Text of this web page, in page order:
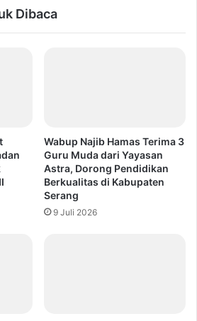
Dibaca
Wabup Najib Hamas Terima 3
Guru Muda dari Yayasan
Astra, Dorong Pendidikan
Berkualitas di Kabupaten
Serang
9 Juli 2026